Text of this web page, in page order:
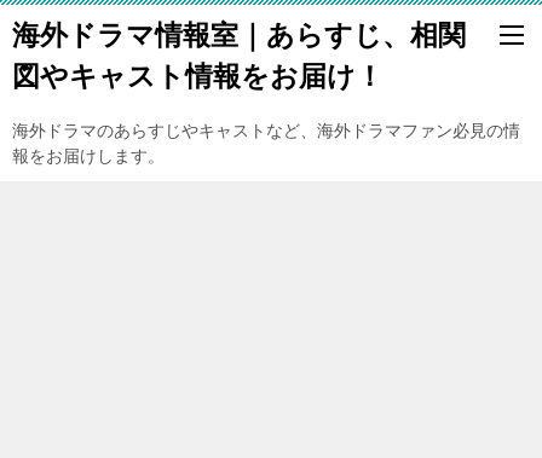
海外ドラマ情報室｜あらすじ、相関
図やキャスト情報をお届け！
海外ドラマのあらすじやキャストなど、海外ドラマファン必見の情
報をお届けします。